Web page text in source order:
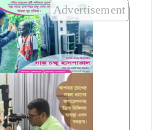
Advertisement